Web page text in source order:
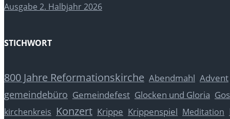
Ausgabe 2. Halbjahr 2026
STICHWORT
800 Jahre Reformationskirche Abendmahl Advent
gemeindebüro Gemeindefest Glocken und Gloria
kirchenkreis Konzert Krippe Krippenspiel Meditation